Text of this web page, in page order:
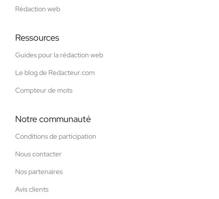
Rédaction web
Ressources
Guides pour la rédaction web
Le blog de Redacteur.com
Compteur de mots
Notre communauté
Conditions de participation
Nous contacter
Nos partenaires
Avis clients